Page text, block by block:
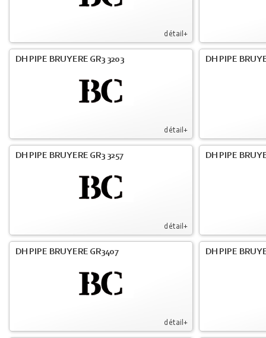
détail+
détail+
DH PIPE BRUYERE GR3 3203 DH PIPE
détail+
DH PIPE BRUYERE GR3 3257 DH PIPE
détail+
DH PIPE BRUYERE GR3407 DH PIPE